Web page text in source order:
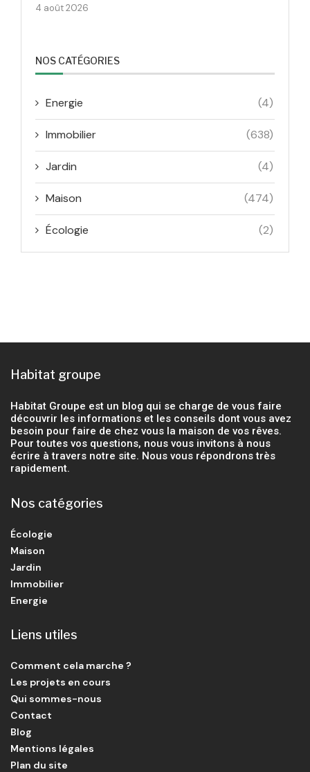
4 août 2026
NOS CATÉGORIES
Energie (4)
Immobilier (638)
Jardin (4)
Maison (474)
Écologie (2)
Habitat groupe
Habitat Groupe est un blog qui se charge de vous faire
découvrir les informations et les conseils dont vous avez
besoin pour faire de chez vous la maison de vos rêves.
Pour toutes vos questions, nous vous invitons à nous
écrire à travers notre site. Nous vous répondrons très
rapidement.
Nos catégories
Écologie
Maison
Jardin
Immobilier
Energie
Liens utiles
Comment cela marche ?
Les projets en cours
Qui sommes-nous
Contact
Blog
Mentions légales
Plan du site